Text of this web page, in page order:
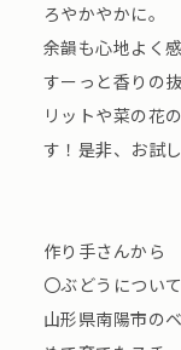
ろやかやかに。
余韻も心地よく感
すーっと香りの
リットや菜の花
す！是非、お試
作り手さんから
〇ぶどうについて
山形県南陽市の